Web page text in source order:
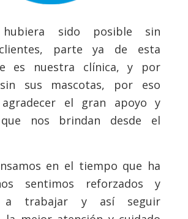
sido posible sin
parte ya de esta
es nuestra clínica, y por
sus mascotas, por eso
agradecer el gran apoyo y
que nos brindan desde el
en el tiempo que ha
sentimos reforzados y
a trabajar y así seguir